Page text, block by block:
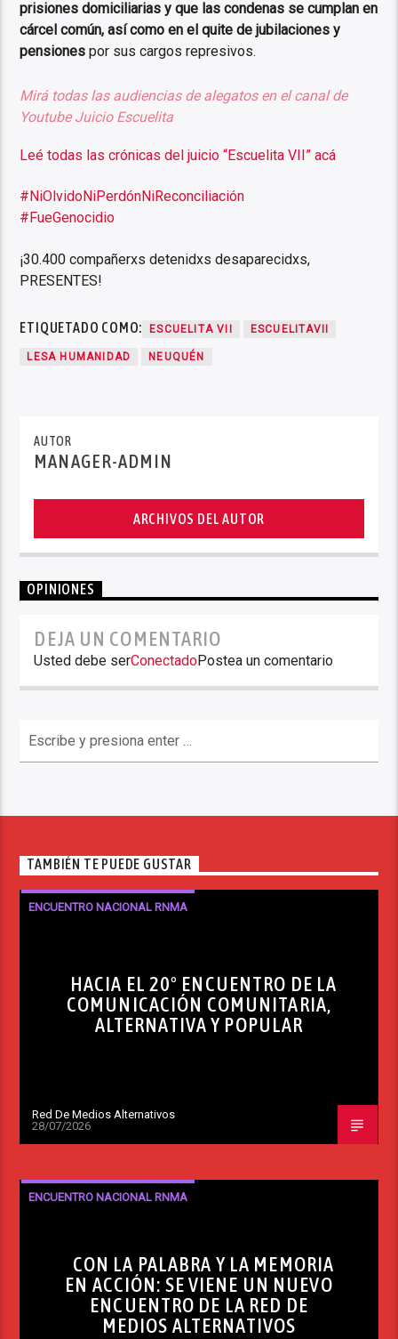
prisiones domiciliarias y que las condenas se cumplan en
cárcel común, así como en el quite de jubilaciones y
pensiones por sus cargos represivos.
Mirá todas las audiencias de alegatos en el canal de
Youtube Juicio Escuelita
Leé todas las crónicas del juicio “Escuelita VII” acá
#NiOlvidoNiPerdónNiReconciliación
#FueGenocidio
¡30.400 compañerxs detenidxs desaparecidxs,
PRESENTES!
ETIQUETADO COMO: ESCUELITA VII ESCUELITAVII
LESA HUMANIDAD NEUQUÉN
AUTOR
MANAGER-ADMIN
ARCHIVOS DEL AUTOR
OPINIONES
DEJA UN COMENTARIO
Usted debe serConectadoPostea un comentario
TAMBIÉN TE PUEDE GUSTAR
ENCUENTRO NACIONAL RNMA
HACIA EL 20º ENCUENTRO DE LA
COMUNICACIÓN COMUNITARIA,
ALTERNATIVA Y POPULAR
Red De Medios Alternativos
28/07/2026
ENCUENTRO NACIONAL RNMA
CON LA PALABRA Y LA MEMORIA
EN ACCIÓN: SE VIENE UN NUEVO
ENCUENTRO DE LA RED DE
MEDIOS ALTERNATIVOS